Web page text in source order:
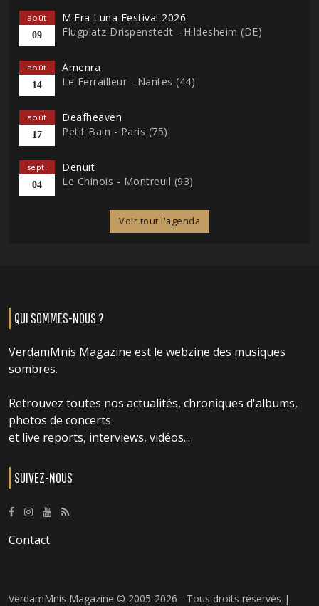
août
09
M'Era Luna Festival 2026
Flugplatz Drispenstedt - Hildesheim (DE)
août
14
Amenra
Le Ferrailleur - Nantes (44)
août
17
Deafheaven
Petit Bain - Paris (75)
sept.
04
Denuit
Le Chinois - Montreuil (93)
Voir tout l'agenda
QUI SOMMES-NOUS ?
VerdamMnis Magazine est le webzine des musiques
sombres.
Retrouvez toutes nos actualités, chroniques d'albums,
photos de concerts
et live reports, interviews, vidéos...
SUIVEZ-NOUS
Contact
VerdamMnis Magazine © 2005-2026 - Tous droits réservés |